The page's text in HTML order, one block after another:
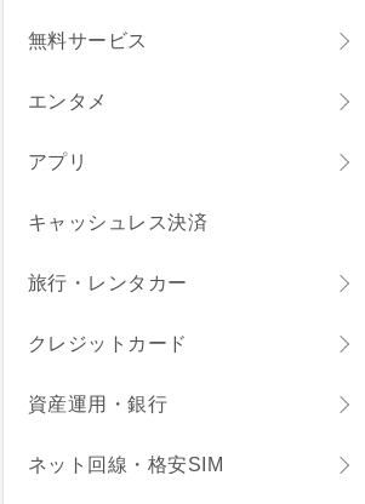
無料サービス
エンタメ
アプリ
キャッシュレス決済
旅行・レンタカー
クレジットカード
資産運用・銀行
ネット回線・格安SIM